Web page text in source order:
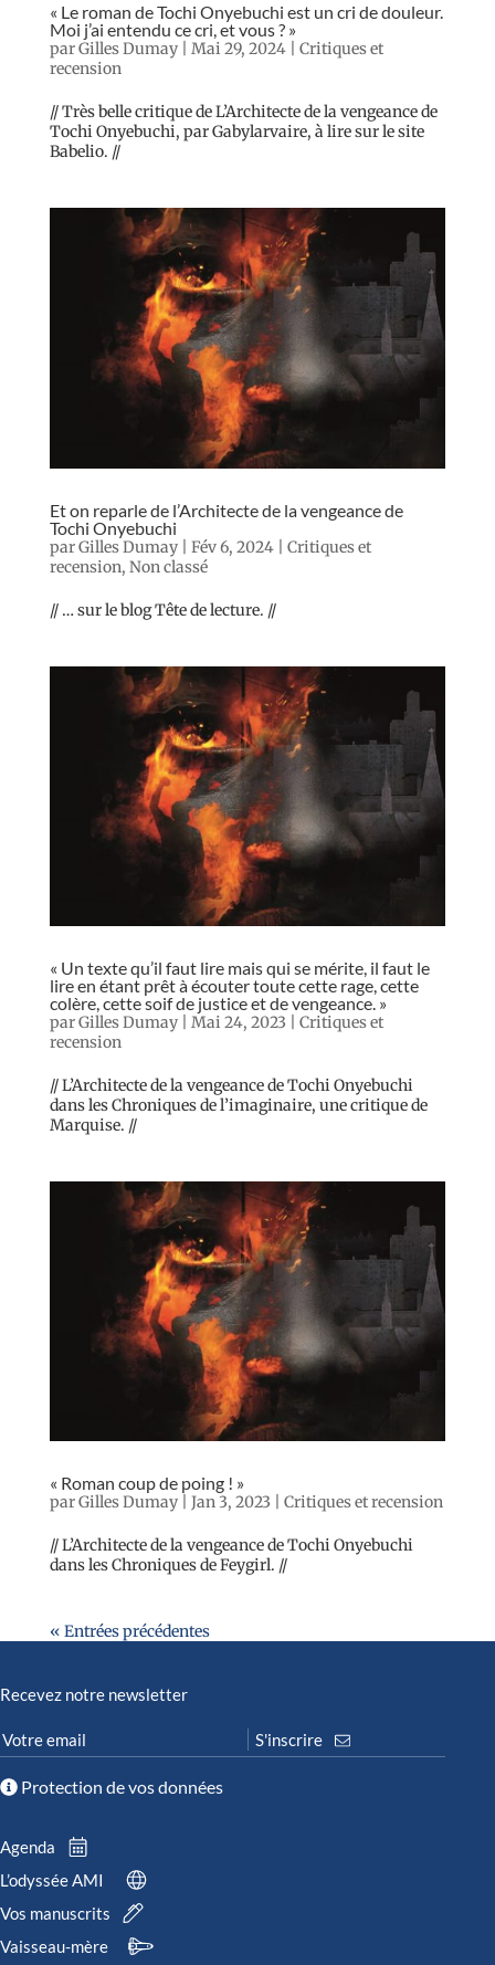
« Le roman de Tochi Onyebuchi est un cri de douleur.
Moi j’ai entendu ce cri, et vous ? »
parGilles Dumay| Mai 29, 2024| Critiques et
recension
// Très belle critique de L’Architecte de la vengeance de
Tochi Onyebuchi, par Gabylarvaire, à lire sur le site
Babelio. //
Et on reparle de l’Architecte de la vengeance de
Tochi Onyebuchi
parGilles Dumay| Fév 6, 2024| Critiques et
recension, Non classé
// … sur le blog Tête de lecture. //
« Un texte qu’il faut lire mais qui se mérite, il faut le
lire en étant prêt à écouter toute cette rage, cette
colère, cette soif de justice et de vengeance. »
parGilles Dumay| Mai 24, 2023
Critiques et
recension
// L’Architecte de la vengeance de Tochi Onyebuchi
dans les Chroniques de l’imaginaire, une critique de
Marquise. //
« Roman coup de poing ! »
parGilles Dumay| Jan 3, 2023 Critiques et recension
// L’Architecte de la vengeance de Tochi Onyebuchi
dans les Chroniques de Feygirl. //
« Entrées précédentes
Recevez notre newsletter
Protection de vos données
Agenda
L’odyssée AMI
Vos manuscrits
Vaisseau-mère